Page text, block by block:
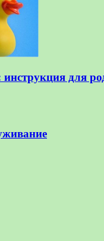
для